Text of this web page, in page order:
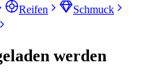
Reifen
Schmuck
werden